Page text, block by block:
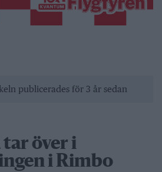
publicerades för 3 år sedan
över i
i Rimbo